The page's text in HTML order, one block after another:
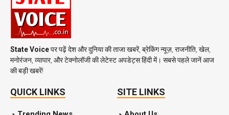
State Voiceपर पढ़ें देश और दुनिया की ताजा खबरें, ब्रेकिंग न्यूज़, राजनीति, खेल,
मनोरंजन, व्यापार, और टेक्नोलॉजी की लेटेस्ट अपडेट्स हिंदी में। सबसे पहले जानें आज
की बड़ी खबरें!
QUICK LINKS SITE LINKS